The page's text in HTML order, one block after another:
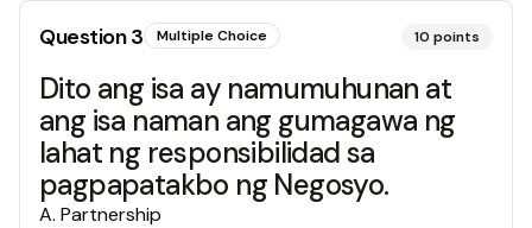
Question3 Multiple Choice 10 points
Dito ang isa ay namumuhunan at
ang isa naman ang gumagawa ng
lahat ng responsibilidad sa
pagpapatakbo ng Negosyo.
A. Partnership